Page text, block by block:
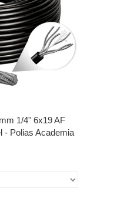
1/4" 6x19 AF
- Polias Academia